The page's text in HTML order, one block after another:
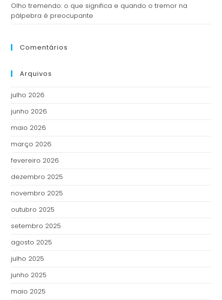
Olho tremendo: o que significa e quando o tremor na
pálpebra é preocupante
Comentários
Arquivos
julho 2026
junho 2026
maio 2026
março 2026
fevereiro 2026
dezembro 2025
novembro 2025
outubro 2025
setembro 2025
agosto 2025
julho 2025
junho 2025
maio 2025